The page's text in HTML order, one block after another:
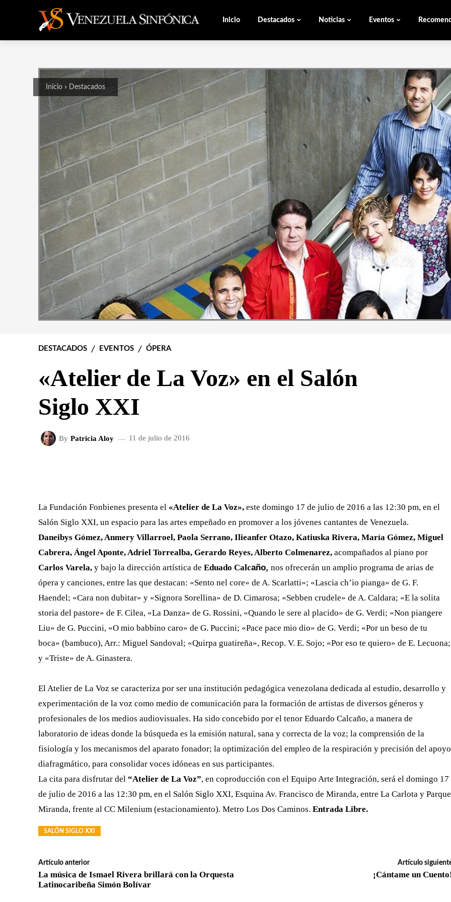
Inicio Destacados Noticias Eventos
Inicio Destacados
DESTACADOS EVENTOS ÓPERA
«Atelier de La Voz» en el Salón
Siglo XXI
By Patricia Aloy 11 de julio de 2016
La Fundación Fonbienes presenta el «Atelier de La Voz», este domingo 17 de julio de 2016 a las 12:30 pm, en el
Salón Siglo XXI, un espacio para las artes empeñado en promover a los jóvenes cantantes de Venezuela.
Daneibys Gómez, Anmery Villarroel, Paola Serrano, Ilieanfer Otazo, Katiuska Rivera, María Gómez, Miguel
Cabrera, Ángel Aponte, Adriel Torrealba, Gerardo Reyes, Alberto Colmenarez, acompañados al piano por
Carlos Varela, y bajo la dirección artística de Eduado Calcaño, nos ofrecerán un amplio programa de arias de
ópera y canciones, entre las que destacan: «Sento nel core» de A. Scarlatti»; «Lascia ch’io pianga» de G. F.
Haendel; «Cara non dubitar» y «Signora Sorellina» de D. Cimarosa; «Sebben crudele» de A. Caldara; «E la solita
storia del pastore» de F. Cilea, «La Danza» de G. Rossini, «Quando le sere al placido» de G. Verdi; «Non piangere
Liu» de G. Puccini, «O mio babbino caro» de G. Puccini; «Pace pace mio dio» de G. Verdi; «Por un beso de tu
boca» (bambuco), Arr.: Miguel Sandoval; «Quirpa guatireña», Recop. V. E. Sojo; «Por eso te quiero» de E. Lecuona;
y «Triste» de A. Ginastera.
El Atelier de La Voz se caracteriza por ser una institución pedagógica venezolana dedicada al estudio, desarrollo y
experimentación de la voz como medio de comunicación para la formación de artistas de diversos géneros y
profesionales de los medios audiovisuales. Ha sido concebido por el tenor Eduardo Calcaño, a manera de
laboratorio de ideas donde la búsqueda es la emisión natural, sana y correcta de la voz; la comprensión de la
fisiología y los mecanismos del aparato fonador; la optimización del empleo de la respiración y precisión del apoyo
diafragmático, para consolidar voces idóneas en sus participantes.
La cita para disfrutar del “Atelier de La Voz”, en coproducción con el Equipo Arte Integración, será el domingo 17
de julio de 2016 a las 12:30 pm, en el Salón Siglo XXI, Esquina Av. Francisco de Miranda, entre La Carlota y Parque
Miranda, frente al CC Milenium (estacionamiento). Metro Los Dos Caminos. Entrada Libre.
SALÓN SIGLO XXI
Artículo anterior
La música de Ismael Rivera brillará con la Orquesta
Latinocaribeña Simón Bolívar
Artículo
¡Cántame un